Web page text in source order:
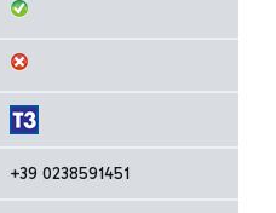
+39 0238591451